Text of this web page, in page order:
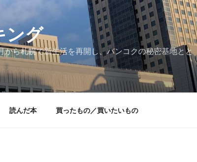
ング
ら札幌で新生活を再開し、バンコクの秘密基地とと
読んだ本 買ったもの／買いたいもの